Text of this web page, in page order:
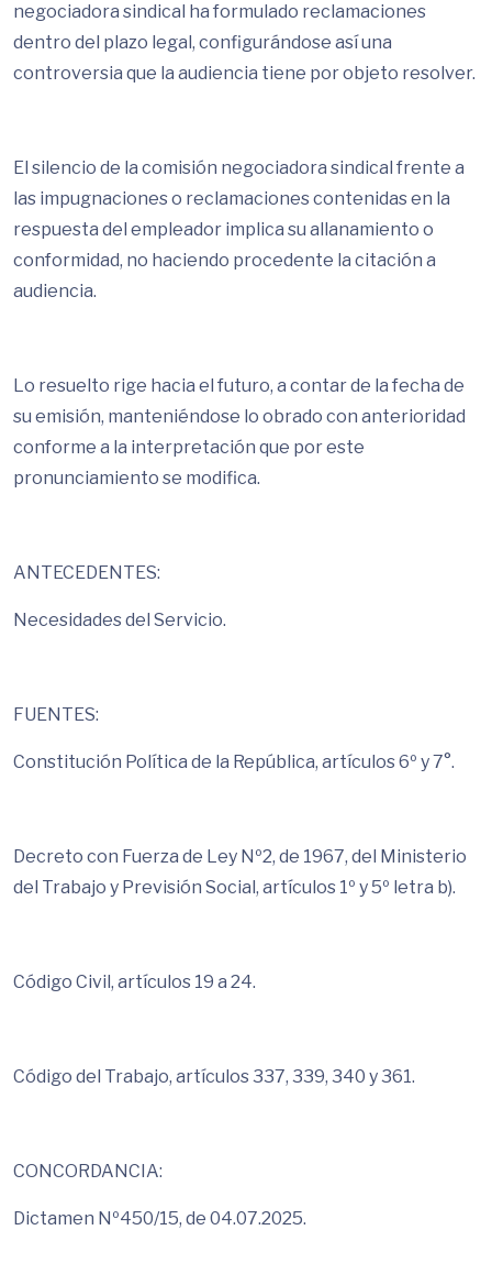
negociadora sindical ha formulado reclamaciones
dentro del plazo legal, configurándose así una
controversia que la audiencia tiene por objeto resolver.
El silencio de la comisión negociadora sindical frente a
las impugnaciones o reclamaciones contenidas en la
respuesta del empleador implica su allanamiento o
conformidad, no haciendo procedente la citación a
audiencia.
Lo resuelto rige hacia el futuro, a contar de la fecha de
su emisión, manteniéndose lo obrado con anterioridad
conforme a la interpretación que por este
pronunciamiento se modifica.
ANTECEDENTES:
Necesidades del Servicio.
FUENTES:
Constitución Política de la República, artículos 6º y 7°.
Decreto con Fuerza de Ley Nº2, de 1967, del Ministerio
del Trabajo y Previsión Social, artículos 1º y 5º letra b).
Código Civil, artículos 19 a 24.
Código del Trabajo, artículos 337, 339, 340 y 361.
CONCORDANCIA:
Dictamen Nº450/15, de 04.07.2025.